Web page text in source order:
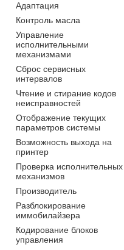
Адаптация
Контроль масла
Управление
исполнительными
механизмами
Сброс сервисных
интервалов
Чтение и стирание кодов
неисправностей
Отображение текущих
параметров системы
Возможность выхода на
принтер
Проверка исполнительных
механизмов
Производитель
Разблокирование
иммобилайзера
Кодирование блоков
управления